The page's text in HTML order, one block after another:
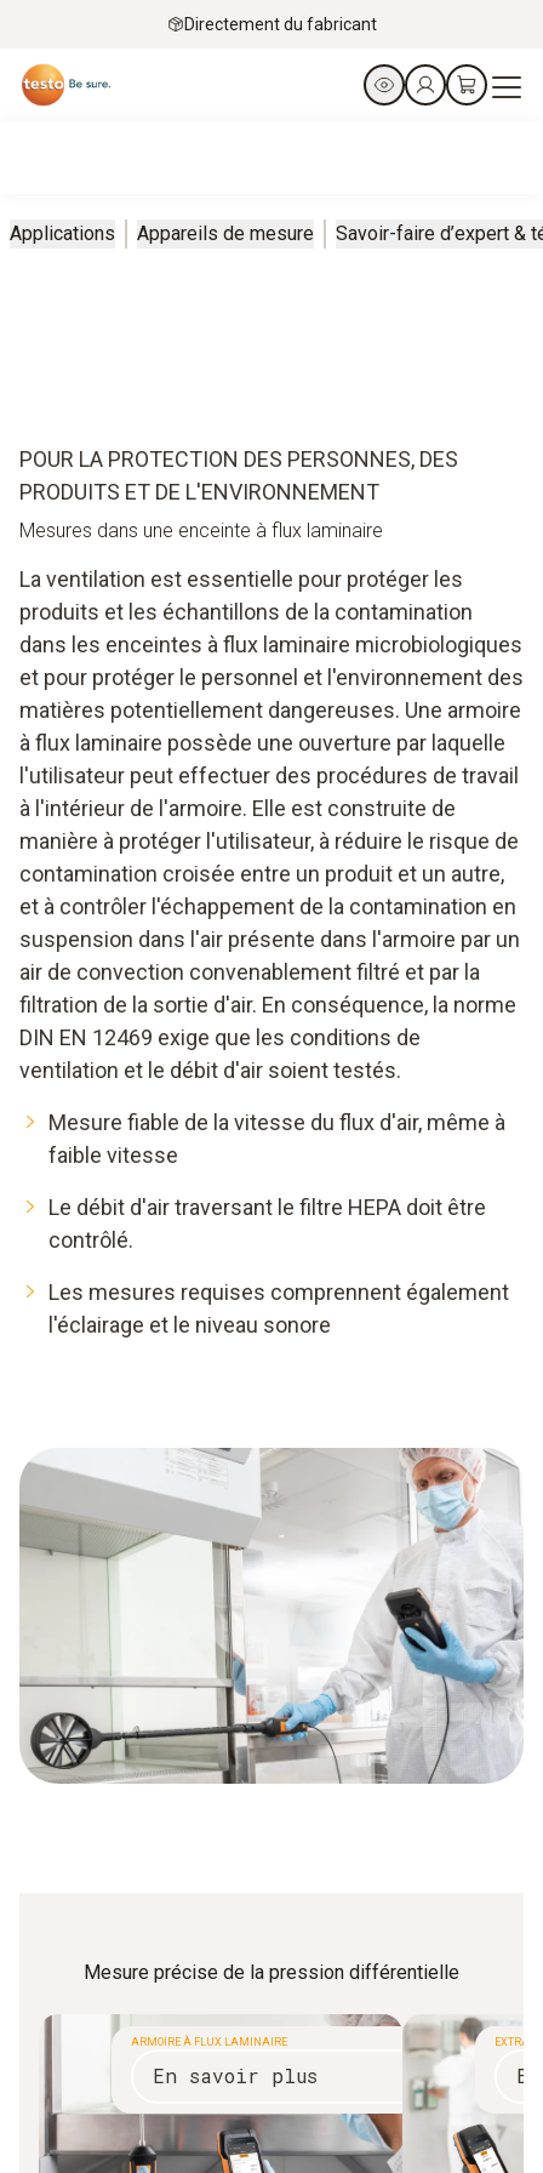
Directement du fabricant
Applications Appareils de mesure Savoir-faire d’expert &
POUR LA PROTECTION DES PERSONNES, DES
PRODUITS ET DE L'ENVIRONNEMENT
Mesures dans une enceinte à flux laminaire
La ventilation est essentielle pour protéger les
produits et les échantillons de la contamination
dans les enceintes à flux laminaire microbiologiques
et pour protéger le personnel et l'environnement des
matières potentiellement dangereuses. Une armoire
à flux laminaire possède une ouverture par laquelle
l'utilisateur peut effectuer des procédures de travail
à l'intérieur de l'armoire. Elle est construite de
manière à protéger l'utilisateur, à réduire le risque de
contamination croisée entre un produit et un autre,
et à contrôler l'échappement de la contamination en
suspension dans l'air présente dans l'armoire par un
air de convection convenablement filtré et par la
filtration de la sortie d'air. En conséquence, la norme
DIN EN 12469 exige que les conditions de
ventilation et le débit d'air soient testés.
Mesure fiable de la vitesse du flux d'air, même à
faible vitesse
Le débit d'air traversant le filtre HEPA doit être
contrôlé.
Les mesures requises comprennent également
l'éclairage et le niveau sonore
Mesure précise de la pression différentielle
ARMOIRE À FLUX LAMINAIRE
En savoir plus